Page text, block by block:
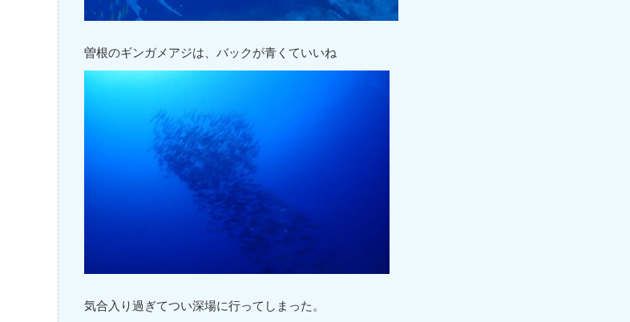
曽根のギンガメアジは、バックが青くていいね
気合入り過ぎてつい深場に行ってしまった。